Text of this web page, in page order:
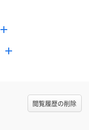
閲覧履歴の削除